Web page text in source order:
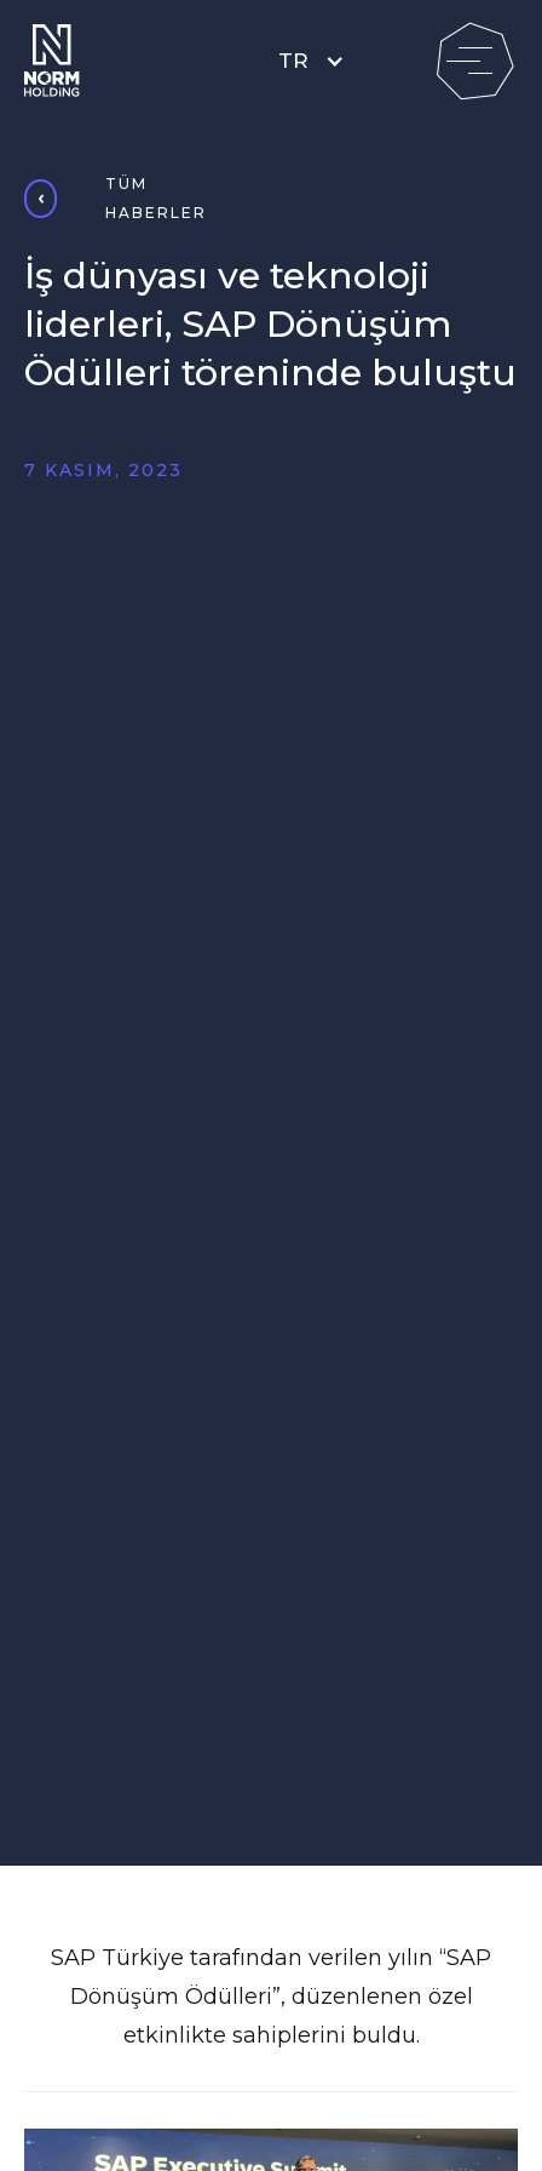
TR
TÜM
HABERLER
İş dünyası ve teknoloji
liderleri, SAP Dönüşüm
Ödülleri töreninde buluştu
7 KASIM, 2023
SAP Türkiye tarafından verilen yılın “SAP
Dönüşüm Ödülleri”, düzenlenen özel
etkinlikte sahiplerini buldu.